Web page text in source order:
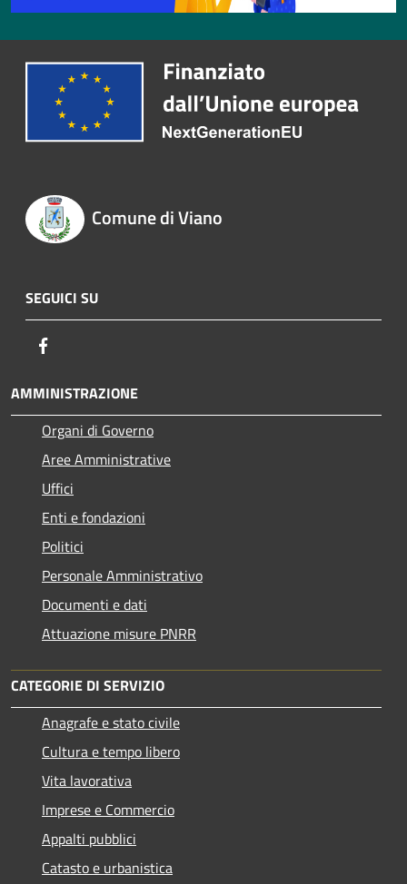
Comune di Viano
SEGUICI SU
AMMINISTRAZIONE
Organi di Governo
Aree Amministrative
Uffici
Enti e fondazioni
Politici
Personale Amministrativo
Documenti e dati
Attuazione misure PNRR
CATEGORIE DI SERVIZIO
Anagrafe e stato civile
Cultura e tempo libero
Vita lavorativa
Imprese e Commercio
Appalti pubblici
Catasto e urbanistica